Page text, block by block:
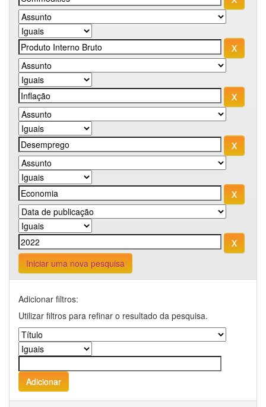
Iniciar uma nova pesquisa
Adicionar filtros:
Utilizar filtros para refinar o resultado da pesquisa.